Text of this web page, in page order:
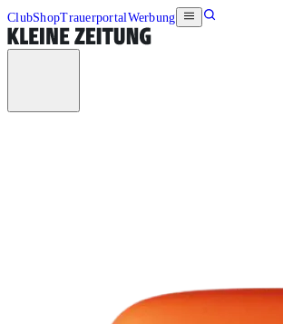
ClubShopTrauerportalWerbung